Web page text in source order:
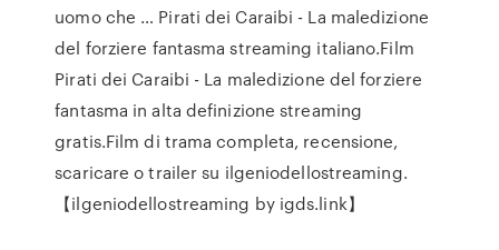
uomo che … Pirati dei Caraibi - La maledizione
del forziere fantasma streaming italiano.Film
Pirati dei Caraibi - La maledizione del forziere
fantasma in alta definizione streaming
gratis.Film di trama completa, recensione,
scaricare o trailer su ilgeniodellostreaming.
【ilgeniodellostreaming by igds.link】